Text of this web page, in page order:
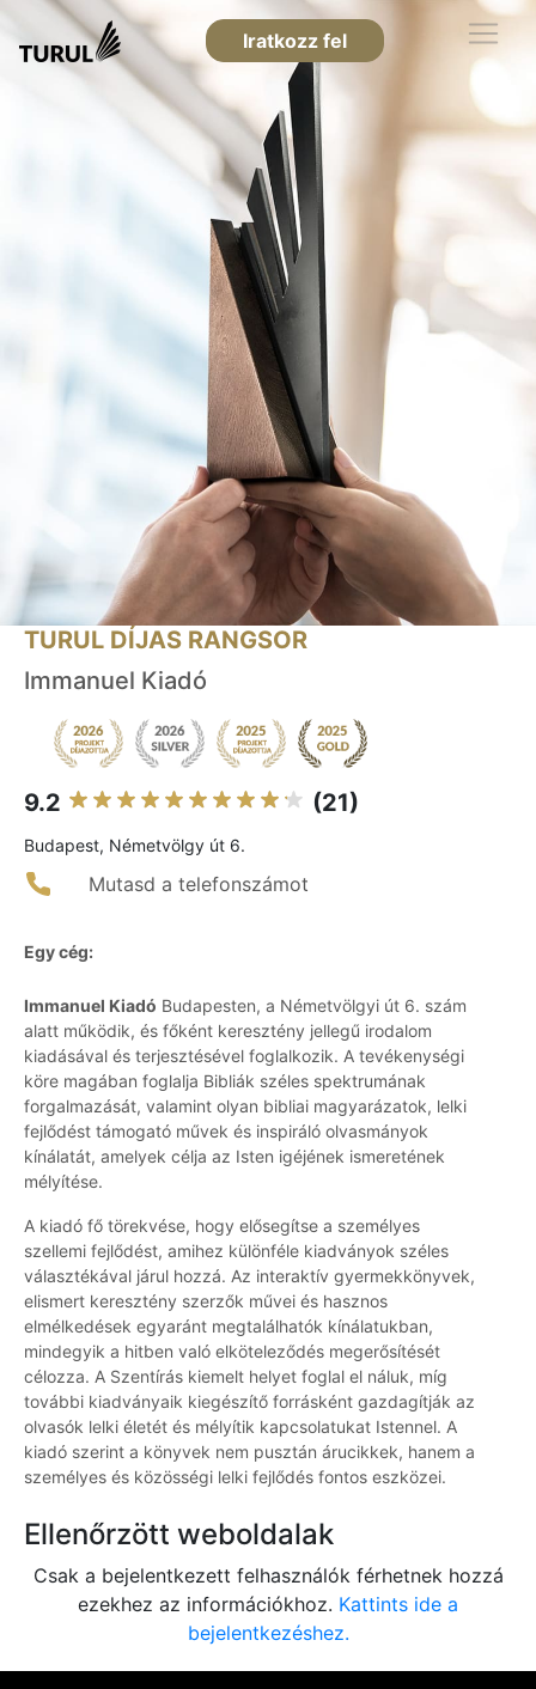
Iratkozz fel
TURUL DÍJAS RANGSOR
Immanuel Kiadó
9.2 (21)
Budapest, Németvölgy út 6.
Mutasd a telefonszámot
Egy cég:
Immanuel Kiadó Budapesten, a Németvölgyi út 6. szám
alatt működik, és főként keresztény jellegű irodalom
kiadásával és terjesztésével foglalkozik. A tevékenységi
köre magában foglalja Bibliák széles spektrumának
forgalmazását, valamint olyan bibliai magyarázatok, lelki
fejlődést támogató művek és inspiráló olvasmányok
kínálatát, amelyek célja az Isten igéjének ismeretének
mélyítése.
A kiadó fő törekvése, hogy elősegítse a személyes
szellemi fejlődést, amihez különféle kiadványok széles
választékával járul hozzá. Az interaktív gyermekkönyvek,
elismert keresztény szerzők művei és hasznos
elmélkedések egyaránt megtalálhatók kínálatukban,
mindegyik a hitben való elköteleződés megerősítését
célozza. A Szentírás kiemelt helyet foglal el náluk, míg
további kiadványaik kiegészítő forrásként gazdagítják az
olvasók lelki életét és mélyítik kapcsolatukat Istennel. A
kiadó szerint a könyvek nem pusztán árucikkek, hanem a
személyes és közösségi lelki fejlődés fontos eszközei.
Ellenőrzött weboldalak
Csak a bejelentkezett felhasználók férhetnek hozzá
ezekhez az információkhoz. Kattints ide a
bejelentkezéshez.